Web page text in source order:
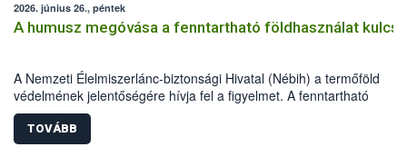
2026. június 26., péntek
A humusz megóvása a fenntartható földhasználat kulcsa
A Nemzeti Élelmiszerlánc-biztonsági Hivatal (Nébih) a termőföld
védelmének jelentőségére hívja fel a figyelmet. A fenntartható
földhasználathoz és a természeti erőforrások megóvásához
fontos a humuszos termőréteg megőrzése és szakszerű újra
felhasználása. A beruházások, építkezések és egyéb földmunkák
TOVÁBB